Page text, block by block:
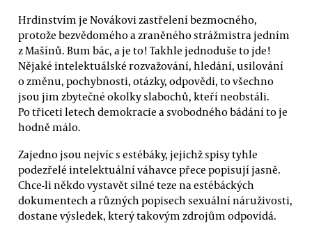
Hrdinstvím je Novákovi zastřelení bezmocného,
protože bezvědomého a zraněného strážmistra jedním
z Mašínů. Bum bác, a je to! Takhle jednoduše to jde!
Nějaké intelektuálské rozvažování, hledání, usilování
o změnu, pochybnosti, otázky, odpovědi, to všechno
jsou jim zbytečné okolky slabochů, kteří neobstáli.
Po třiceti letech demokracie a svobodného bádání to je
hodně málo.
Zajedno jsou nejvíc s estébáky, jejichž spisy tyhle
podezřelé intelektuální váhavce přece popisují jasně.
Chce-li někdo vystavět silné teze na estébáckých
dokumentech a různých popisech sexuální náruživosti,
dostane výsledek, který takovým zdrojům odpovídá.